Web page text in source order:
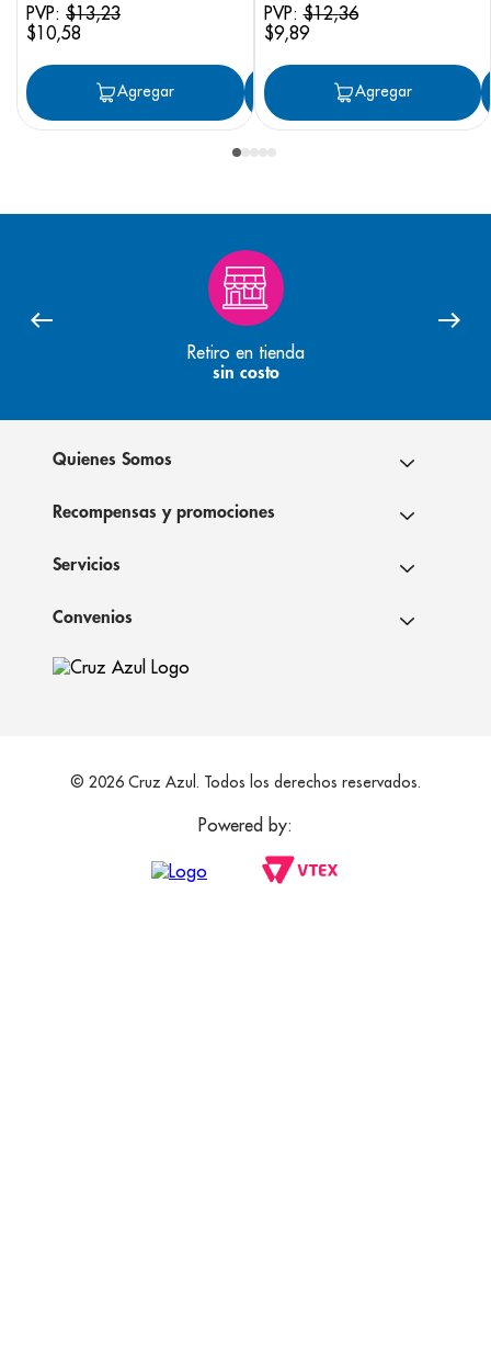
PVP: $13,23
$10,58
Agregar Agregar
PVP:$12,36
$9,89
Agregar
Retiro en tienda
sin costo
Quienes Somos
Recompensas y promociones
Servicios
Convenios
© 2026 Cruz Azul. Todos los derechos reservados.
Powered by: